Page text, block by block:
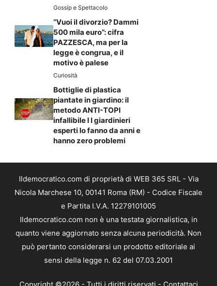
Gossip e Spettacolo
“Vuoi il divorzio? Dammi
500 mila euro”: cifra
PAZZESCA, ma per la
legge è congrua, e il
motivo è palese
Curiosità
Bottiglie di plastica
piantate in giardino: il
metodo ANTI-TOPI
infallibile I I giardinieri
esperti lo fanno da anni e
hanno zero problemi
Ildemocratico.com di proprietà di WEB 365 SRL - Via
Nicola Marchese 10, 00141 Roma (RM) - Codice Fiscale
e Partita I.V.A. 12279101005
Ildemocratico.com non è una testata giornalistica, in
quanto viene aggiornato senza alcuna periodicità. Non
può pertanto considerarsi un prodotto editoriale ai
sensi della legge n. 62 del 07.03.2001